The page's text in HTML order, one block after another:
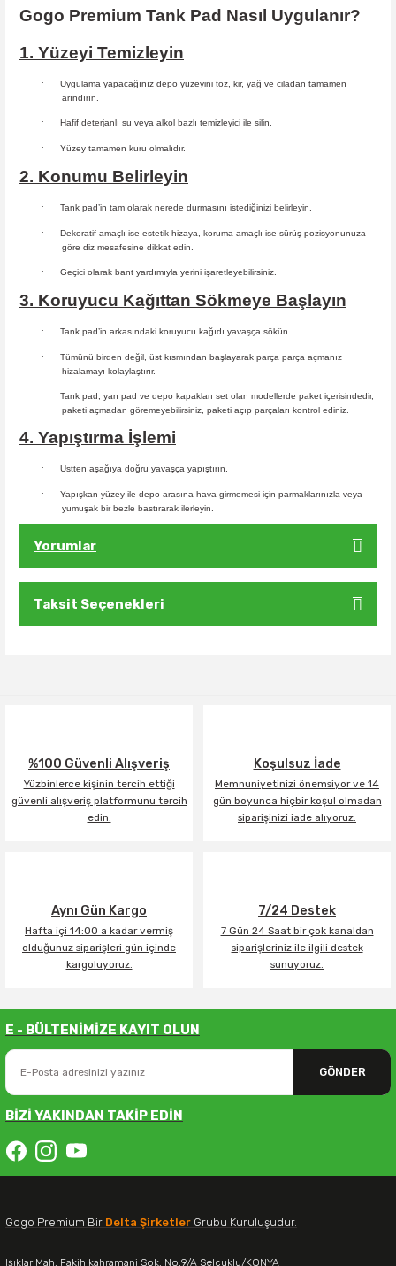
Gogo Premium Tank Pad Nasıl Uygulanır?
1. Yüzeyi Temizleyin
·
Uygulama yapacağınız depo yüzeyini toz, kir, yağ ve ciladan tamamen
arındırın.
· Hafif deterjanlı su veya alkol bazlı temizleyici ile silin.
· Yüzey tamamen kuru olmalıdır.
2. Konumu Belirleyin
· Tank pad’in tam olarak nerede durmasını istediğinizi belirleyin.
· Dekoratif amaçlı ise estetik hizaya, koruma amaçlı ise sürüş pozisyonunuza
göre diz mesafesine dikkat edin.
· Geçici olarak bant yardımıyla yerini işaretleyebilirsiniz.
3. Koruyucu Kağıttan Sökmeye Başlayın
· Tank pad’in arkasındaki koruyucu kağıdı yavaşça sökün.
·
Tümünü birden değil, üst kısmından başlayarak parça parça açmanız
hizalamayı kolaylaştırır.
·
Tank pad, yan pad ve depo kapakları set olan modellerde paket içerisindedir,
paketi açmadan göremeyebilirsiniz, paketi açıp parçaları kontrol ediniz.
4. Yapıştırma İşlemi
· Üstten aşağıya doğru yavaşça yapıştırın.
·
Yapışkan yüzey ile depo arasına hava girmemesi için parmaklarınızla veya
yumuşak bir bezle bastırarak ilerleyin.
Yorumlar
Taksit Seçenekleri
%100 Güvenli Alışveriş
Yüzbinlerce kişinin tercih ettiği
güvenli alışveriş platformunu tercih
edin.
Koşulsuz İade
Memnuniyetinizi önemsiyor ve 14
gün boyunca hiçbir koşul olmadan
siparişinizi iade alıyoruz.
Aynı Gün Kargo
Hafta içi 14:00 a kadar vermiş
olduğunuz siparişleri gün içinde
kargoluyoruz.
7/24 Destek
7 Gün 24 Saat bir çok kanaldan
siparişleriniz ile ilgili destek
sunuyoruz.
E - BÜLTENİMİZE KAYIT OLUN
GÖNDER
BİZİ YAKINDAN TAKİP EDİN
Gogo Premium Bir Delta Şirketler Grubu Kuruluşudur.
Işıklar Mah. Fakih kahramani Sok. No:9/A Selçuklu/KONYA